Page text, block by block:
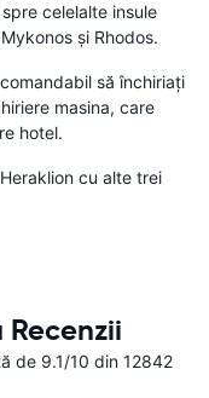
celelalte insule
şi Rhodos.
să închiriaţi
masina, care
hotel.
cu alte trei
de 9.1/10 din 12842